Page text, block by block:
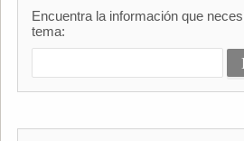
Encuentra la información que
tema: